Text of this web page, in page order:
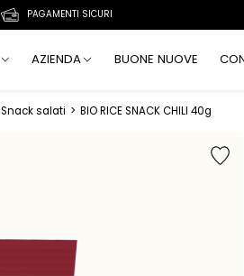
PAGAMENTI SICURI
AZIENDA BUONE NUOVE
Snack salati > BIO RICE SNACK CHILI 40g